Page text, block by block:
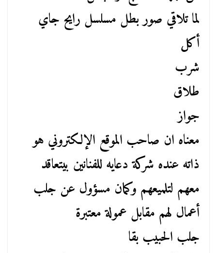
لما تلاقي صور بطل مسلسل رايح جاي
أكل
شرب
طلاق
جواز
معناه ان صاحب الموقع الإلكتروني هو
ذاته عنده شركة دعايه للفنانين بيتعاقد
معهم لتلميعهم وكمان مسؤول عن جلب
أعمال لهم مقابل عمولة معتبرة
جلب الحبيب بقا